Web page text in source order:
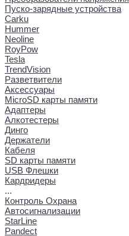
Пуско-зарядные устройства
Carku
Hummer
Neoline
RoyPow
Tesla
TrendVision
Разветвители
Аксессуары
MicroSD карты памяти
Адаптеры
Алкотестеры
Динго
Держатели
Кабеля
SD карты памяти
USB Флешки
Кардридеры
...
Контроль Охрана
Автосигнализации
StarLine
Pandect